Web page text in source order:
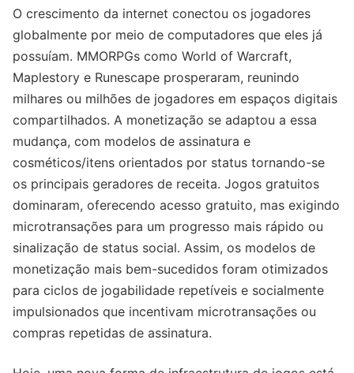
O crescimento da internet conectou os jogadores
globalmente por meio de computadores que eles já
possuíam. MMORPGs como World of Warcraft,
Maplestory e Runescape prosperaram, reunindo
milhares ou milhões de jogadores em espaços digitais
compartilhados. A monetização se adaptou a essa
mudança, com modelos de assinatura e
cosméticos/itens orientados por status tornando-se
os principais geradores de receita. Jogos gratuitos
dominaram, oferecendo acesso gratuito, mas exigindo
microtransações para um progresso mais rápido ou
sinalização de status social. Assim, os modelos de
monetização mais bem-sucedidos foram otimizados
para ciclos de jogabilidade repetíveis e socialmente
impulsionados que incentivam microtransações ou
compras repetidas de assinatura.